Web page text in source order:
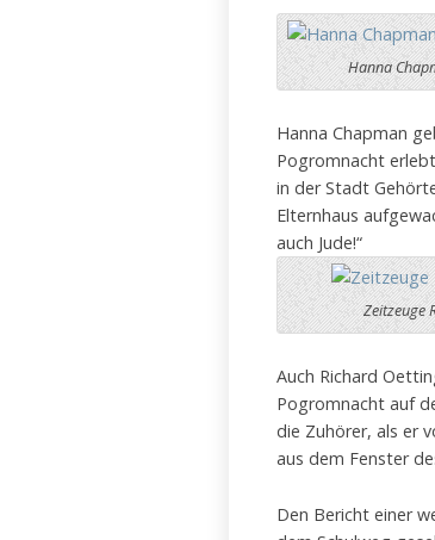
Hanna
Hanna Chapman
Pogromnacht
in der Stadt
Elternhaus
auch Jude!“
Zeitzeuge
Auch Richard
Pogromnacht auf
die Zuhörer, als er
aus dem Fenster
Den Bericht einer